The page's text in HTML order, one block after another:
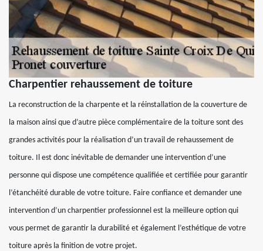
Charpentier rehaussement de toiture
La reconstruction de la charpente et la réinstallation de la couverture de
la maison ainsi que d’autre pièce complémentaire de la toiture sont des
grandes activités pour la réalisation d’un travail de rehaussement de
toiture. Il est donc inévitable de demander une intervention d’une
personne qui dispose une compétence qualifiée et certifiée pour garantir
l’étanchéité durable de votre toiture. Faire confiance et demander une
intervention d’un charpentier professionnel est la meilleure option qui
vous permet de garantir la durabilité et également l’esthétique de votre
toiture après la finition de votre projet.